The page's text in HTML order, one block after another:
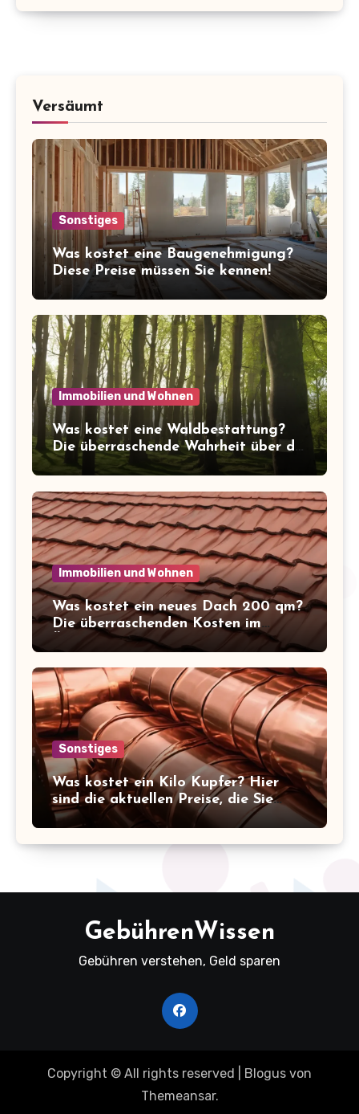
Versäumt
Sonstiges
Was kostet eine Baugenehmigung?
Diese Preise müssen Sie kennen!
Immobilien und Wohnen
Was kostet eine Waldbestattung?
Die überraschende Wahrheit über die
Kosten der letzten Ruhe
Immobilien und Wohnen
Was kostet ein neues Dach 200 qm?
Die überraschenden Kosten im
Überblick!
Sonstiges
Was kostet ein Kilo Kupfer? Hier
sind die aktuellen Preise, die Sie
kennen sollten!
GebührenWissen
Gebühren verstehen, Geld sparen
Copyright © All rights reserved Blogus von
Themeansar.